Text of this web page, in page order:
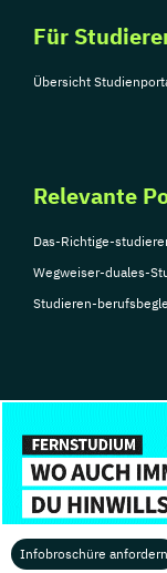
Infobroschüre anfordern
Für
Übersicht
Relevante
Das-Richtige-
Wegweiser-duales-
Studieren-
© Copyright 2026,
Impressum
Über
uns